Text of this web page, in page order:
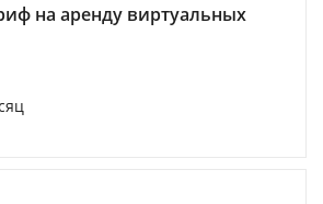
на аренду виртуальных